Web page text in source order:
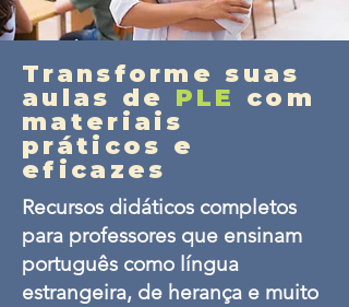
Transforme suas
aulas de PLE com
materiais
práticos e
eficazes
Recursos didáticos completos
para professores que ensinam
português como língua
estrangeira, de herança e muito